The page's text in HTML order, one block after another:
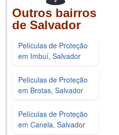
Outros bairros
de Salvador
Películas de Proteção
em Imbuí, Salvador
Películas de Proteção
em Brotas, Salvador
Películas de Proteção
em Canela, Salvador